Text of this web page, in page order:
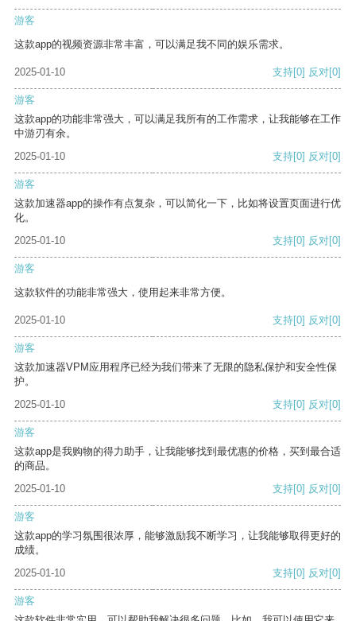
游客
这款app的视频资源非常丰富，可以满足我不同的娱乐需求。
2025-01-10 支持[0] 反对[0]
游客
这款app的功能非常强大，可以满足我所有的工作需求，让我能够在工作
中游刃有余。
2025-01-10
支持[0] 反对[0]
游客
这款加速器app的操作有点复杂，可以简化一下，比如将设置页面进行优
化。
2025-01-10
支持[0] 反对[0]
游客
这款软件的功能非常强大，使用起来非常方便。
2025-01-10 支持[0] 反对[0]
游客
这款加速器VPM应用程序已经为我们带来了无限的隐私保护和安全性保
护。
2025-01-10
支持[0] 反对[0]
游客
这款app是我购物的得力助手，让我能够找到最优惠的价格，买到最合适
的商品。
2025-01-10
支持[0] 反对[0]
游客
这款app的学习氛围很浓厚，能够激励我不断学习，让我能够取得更好的
成绩。
2025-01-10
支持[0] 反对[0]
游客